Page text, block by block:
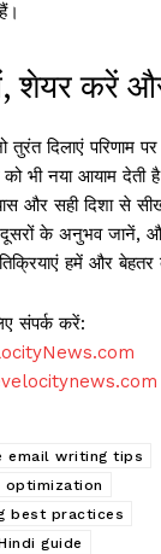
शेयर करें
दिलाएं परिणाम पर
भी नया आयाम देती
और सही दिशा से
दूसरों के अनुभव जानें,
हमें और बेहतर
संपर्क करें:
email writing tips
optimization
best practices
guide